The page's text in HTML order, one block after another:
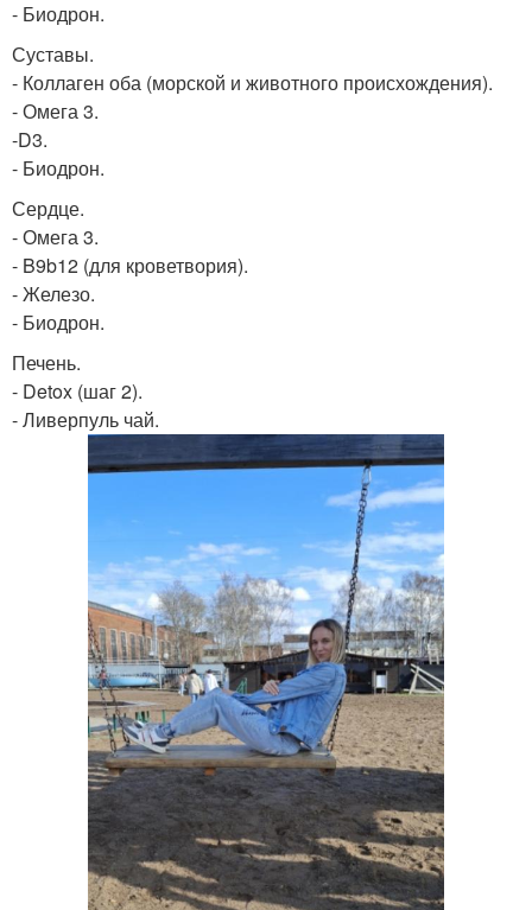
- Биодрон.
Суставы.
- Коллаген оба (морской и животного происхождения).
- Омега 3.
-D3.
- Биодрон.
Сердце.
- Омега 3.
- B9b12 (для кроветвория).
- Железо.
- Биодрон.
Печень.
- Detox (шаг 2).
- Ливерпуль чай.